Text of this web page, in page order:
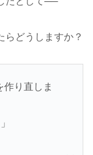
らどうしますか？
作り直しま